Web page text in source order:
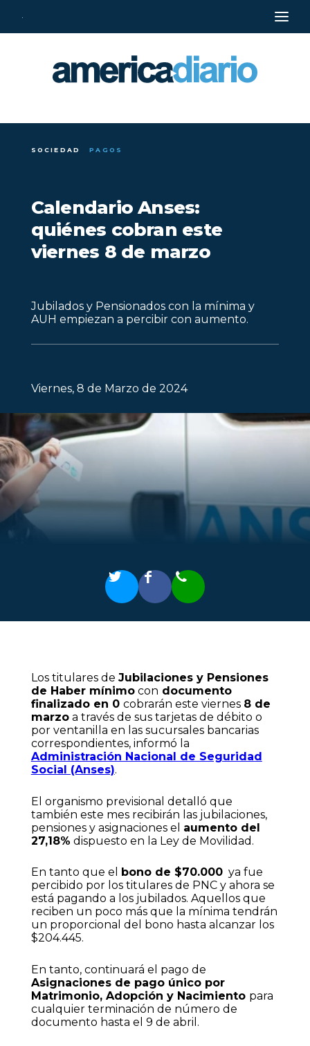
·
SOCIEDAD PAGOS
Calendario Anses:
quiénes cobran este
viernes 8 de marzo
Jubilados y Pensionados con la mínima y
AUH empiezan a percibir con aumento.
Viernes, 8 de Marzo de 2024
Los titulares de Jubilaciones y Pensiones
de Haber mínimocon documento
finalizado en 0 cobrarán este viernes 8 de
marzoa través de sus tarjetas de débito o
por ventanilla en las sucursales bancarias
correspondientes, informó la
Administración Nacional de Seguridad
Social (Anses).
El organismo previsional detalló que
también este mes recibirán las jubilaciones,
pensiones y asignaciones el aumento del
27,18% dispuesto en la Ley de Movilidad.
En tanto que el bono de $70.000ya fue
percibido por los titulares de PNC y ahora se
está pagando a los jubilados. Aquellos que
reciben un poco más que la mínima tendrán
un proporcional del bono hasta alcanzar los
$204.445.
En tanto, continuará el pago de
Asignaciones de pago único por
Matrimonio, Adopción y Nacimiento para
cualquier terminación de número de
documento hasta el 9 de abril.